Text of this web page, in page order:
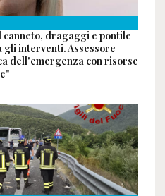
dragaggi e pontile
interventi. Assessore
dell'emergenza con risorse